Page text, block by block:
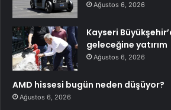
Ağustos 6, 2026
Kayseri
geleceğine yatırım
Ağustos 6, 2026
AMD hissesi bugün neden düşüyor?
Ağustos 6, 2026